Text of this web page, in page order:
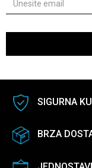
SIGURNA
BRZA